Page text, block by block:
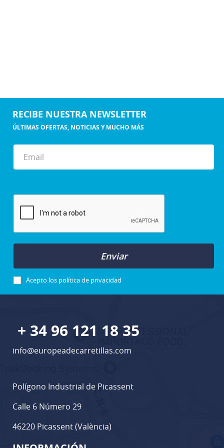
RECIBE NUESTRA NEWSLETTER
ÚLTIMAS OFERTAS, NOTICIAS Y MUCHO MÁS
Enviar
Acepto los política de privacidad
+ 34 96 121 18 35
info@europeadecarretillas.com
Polígono Industrial de Picassent
Calle 6 Número 29
46220 Picassent (València)